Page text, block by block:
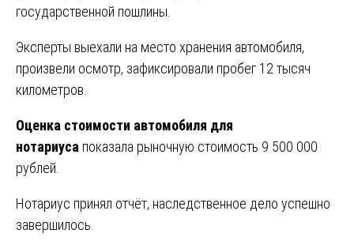
государственной пошлины.
Эксперты выехали на место хранения автомобиля,
произвели осмотр, зафиксировали пробег 12 тысяч
километров.
Оценка стоимости автомобиля для
нотариуса показала рыночную стоимость 9 500 000
рублей.
Нотариус принял отчёт, наследственное дело успешно
завершилось.